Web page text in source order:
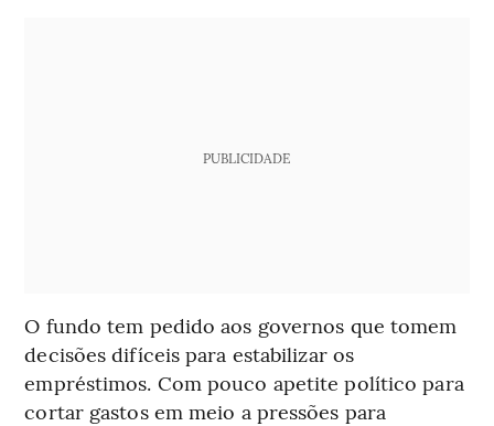
PUBLICIDADE
O fundo tem pedido aos governos que tomem
decisões difíceis para estabilizar os
empréstimos. Com pouco apetite político para
cortar gastos em meio a pressões para